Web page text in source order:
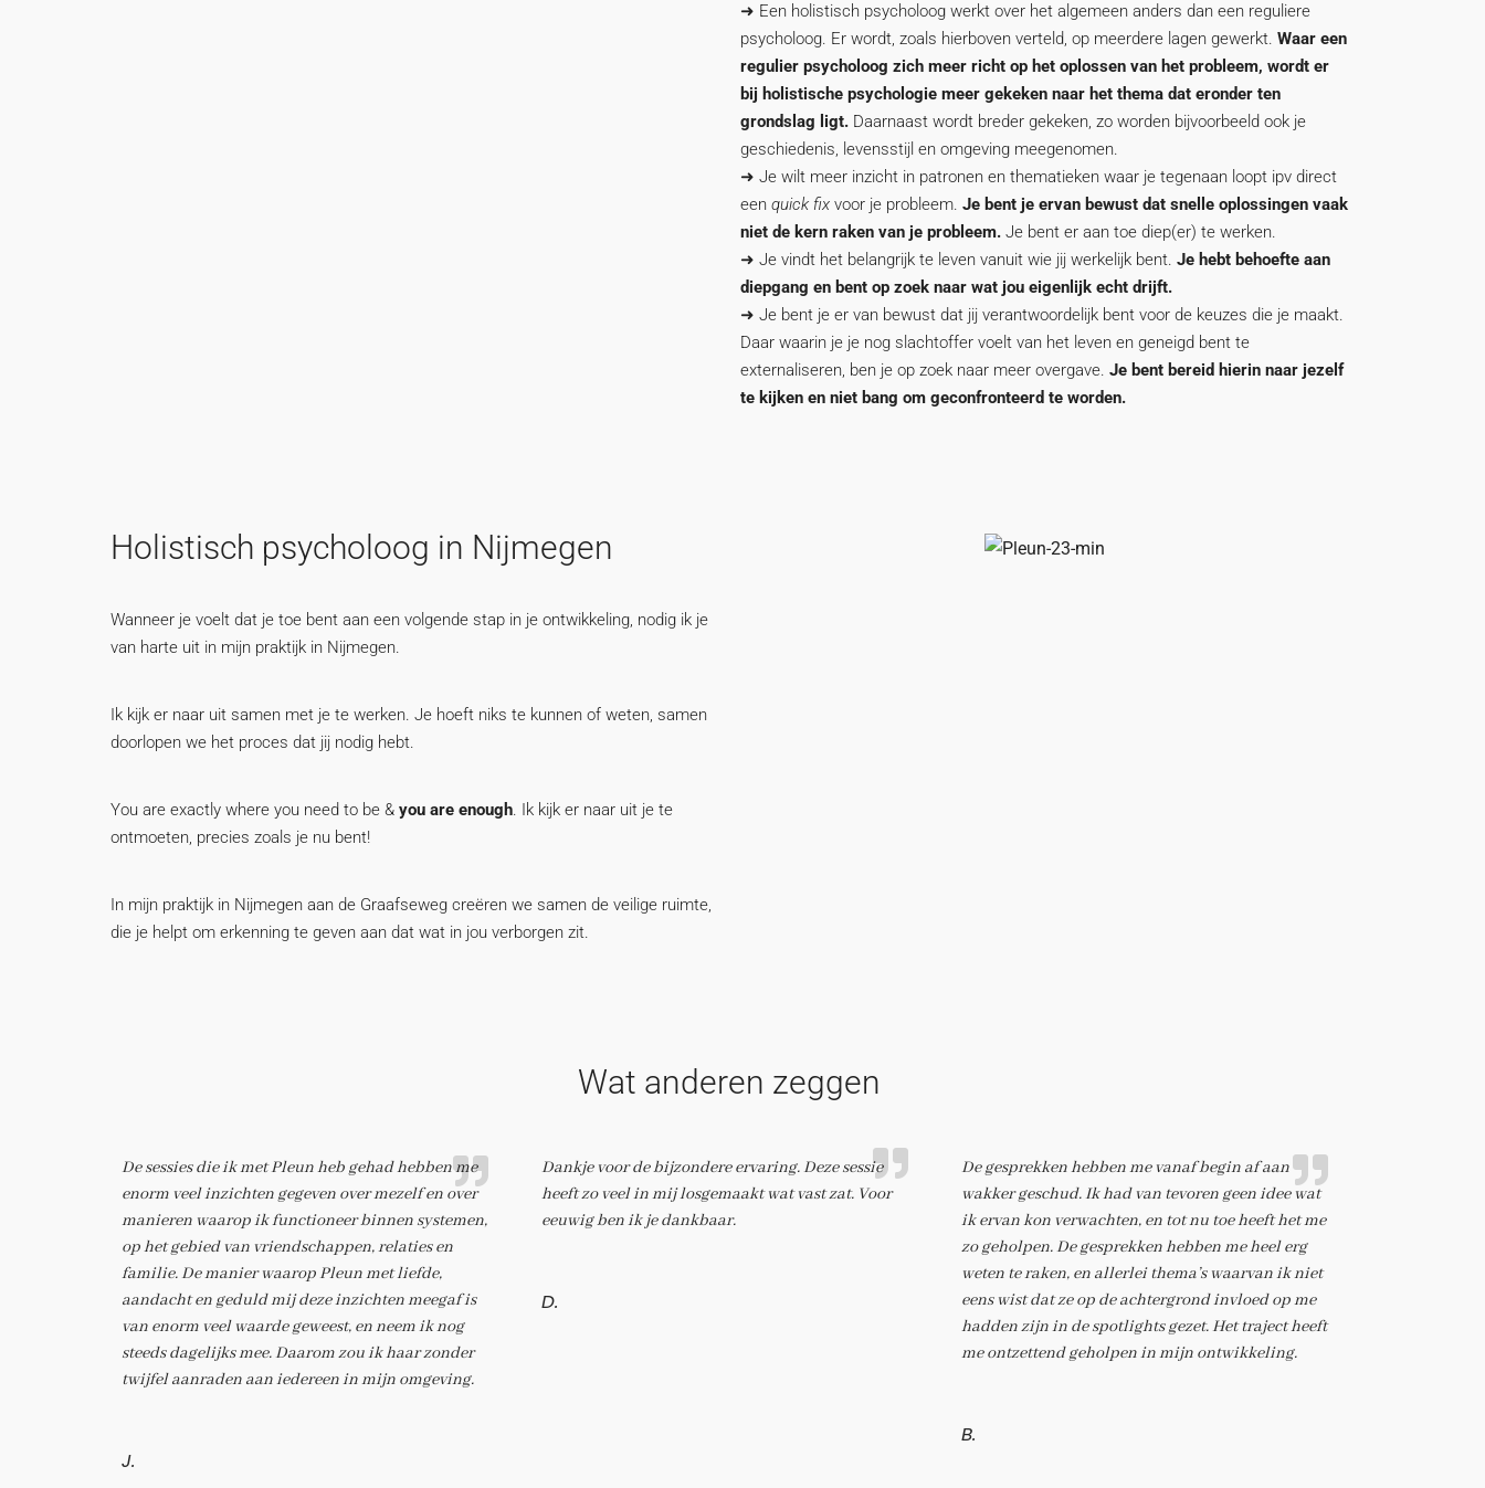
➜ Een holistisch psycholoog werkt over het algemeen anders dan een reguliere
psycholoog. Er wordt, zoals hierboven verteld, op meerdere lagen gewerkt. Waar een
regulier psycholoog zich meer richt op het oplossen van het probleem, wordt er
bij holistische psychologie meer gekeken naar het thema dat eronder ten
grondslag ligt. Daarnaast wordt breder gekeken, zo worden bijvoorbeeld ook je
geschiedenis, levensstijl en omgeving meegenomen.
➜ Je wilt meer inzicht in patronen en thematieken waar je tegenaan loopt ipv direct
een quick fix voor je probleem. Je bent je ervan bewust dat snelle oplossingen vaak
niet de kern raken van je probleem. Je bent er aan toe diep(er) te werken.
➜ Je vindt het belangrijk te leven vanuit wie jij werkelijk bent. Je hebt behoefte aan
diepgang en bent op zoek naar wat jou eigenlijk echt drijft.
➜ Je bent je er van bewust dat jij verantwoordelijk bent voor de keuzes die je maakt.
Daar waarin je je nog slachtoffer voelt van het leven en geneigd bent te
externaliseren, ben je op zoek naar meer overgave. Je bent bereid hierin naar jezelf
te kijken en niet bang om geconfronteerd te worden.
Holistisch psycholoog in Nijmegen
Wanneer je voelt dat je toe bent aan een volgende stap in je ontwikkeling, nodig ik je
van harte uit in mijn praktijk in Nijmegen.
Ik kijk er naar uit samen met je te werken. Je hoeft niks te kunnen of weten, samen
doorlopen we het proces dat jij nodig hebt.
You are exactly where you need to be & you are enough. Ik kijk er naar uit je te
ontmoeten, precies zoals je nu bent!
In mijn praktijk in Nijmegen aan de Graafseweg creëren we samen de veilige ruimte,
die je helpt om erkenning te geven aan dat wat in jou verborgen zit.
Wat anderen zeggen
De sessies die ik met Pleun heb gehad hebben me
enorm veel inzichten gegeven over mezelf en over
manieren waarop ik functioneer binnen systemen,
op het gebied van vriendschappen, relaties en
familie. De manier waarop Pleun met liefde,
aandacht en geduld mij deze inzichten meegaf is
van enorm veel waarde geweest, en neem ik nog
steeds dagelijks mee. Daarom zou ik haar zonder
twijfel aanraden aan iedereen in mijn omgeving.
J.
Dankje voor de bijzondere ervaring. Deze sessie
heeft zo veel in mij losgemaakt wat vast zat. Voor
eeuwig ben ik je dankbaar.
D.
De gesprekken hebben me vanaf begin af aan
wakker geschud. Ik had van tevoren geen idee wat
ik ervan kon verwachten, en tot nu toe heeft het me
zo geholpen. De gesprekken hebben me heel erg
weten te raken, en allerlei thema’s waarvan ik niet
eens wist dat ze op de achtergrond invloed op me
hadden zijn in de spotlights gezet. Het traject heeft
me ontzettend geholpen in mijn ontwikkeling.
B.